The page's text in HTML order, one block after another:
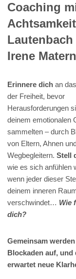
Coaching
Lautenbach
Irene
Erinnere dich an
der Freiheit, bevor
Herausforderungen
deinem emotionalen
sammelten – durch
von Eltern, Ahnen
Wegbegleitern. Stell
wie es sich anfühlen
wenn jeder dieser
deinem inneren
verschwindet… Wie
dich?
Gemeinsam
Blockaden auf, und
erwartet neue